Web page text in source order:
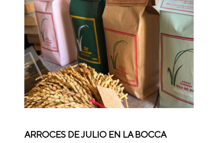
ARROCES DE JULIO EN LA BOCCA